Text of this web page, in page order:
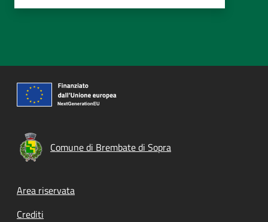
Comune di Brembate di Sopra
Footer menu
Area riservata
Crediti